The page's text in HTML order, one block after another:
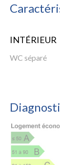
INTÉRIEUR
WC séparé